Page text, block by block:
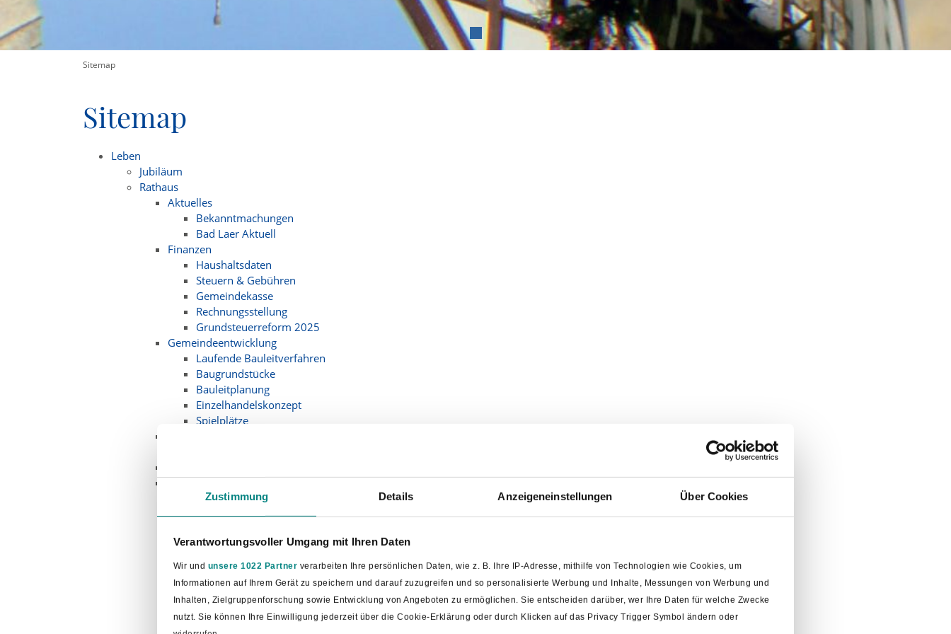
Zustimmung Details Anzeigeneinstellungen Über Cookies
Verantwortungsvoller Umgang mit Ihren Daten
Wir und unsere 1022 Partner verarbeiten Ihre persönlichen Daten, wie z. B. Ihre IP-Adresse, mithilfe von Technologien wie Cookies, um
Informationen auf Ihrem Gerät zu speichern und darauf zuzugreifen und so personalisierte Werbung und Inhalte, Messungen von Werbung und
Inhalten, Zielgruppenforschung sowie Entwicklung von Angeboten zu ermöglichen. Sie entscheiden darüber, wer Ihre Daten für welche Zwecke
nutzt. Sie können Ihre Einwilligung jederzeit über die Cookie-Erklärung oder durch Klicken auf das Privacy Trigger Symbol ändern oder
Sitemap
Sitemap
Leben
Jubiläum
Rathaus
Aktuelles
Bekanntmachungen
Bad Laer Aktuell
Finanzen
Haushaltsdaten
Steuern & Gebühren
Gemeindekasse
Rechnungsstellung
Grundsteuerreform 2025
Gemeindeentwicklung
Laufende Bauleitverfahren
Baugrundstücke
Bauleitplanung
Einzelhandelskonzept
Spielplätze
Aktuelles
Kommunale Wärmeplanung
Klimaschutzkonzept
Energieberichte
Fördermöglichkeiten
Ihre Ideen zur Energieeinsparung
Lärmaktionsplanung
Windenergie